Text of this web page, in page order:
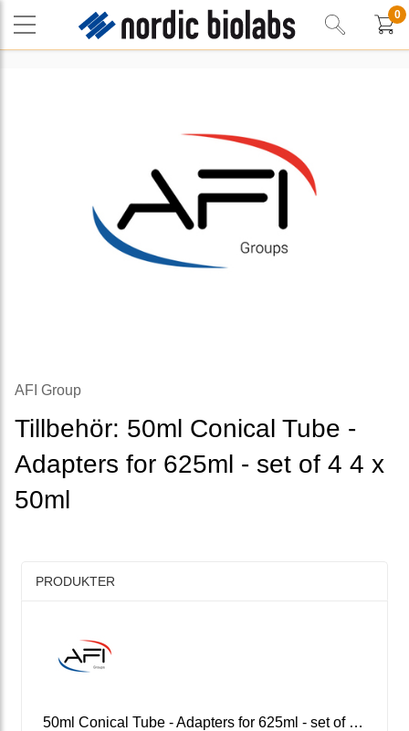
0
AFI Group
Tillbehör: 50ml Conical Tube -
Adapters for 625ml - set of 4 4 x
50ml
PRODUKTER
50ml Conical Tube - Adapters for 625ml - set of 4 4 x 50ml